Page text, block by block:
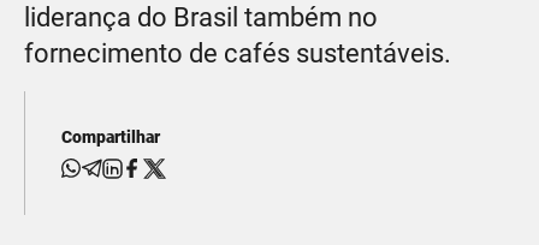
liderança do Brasil também no
fornecimento de cafés sustentáveis.
Compartilhar